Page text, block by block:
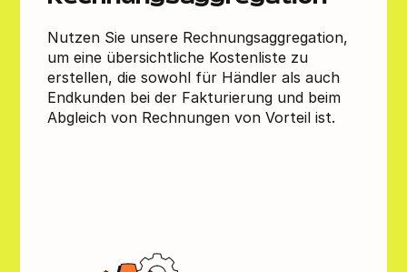
Nutzen Sie unsere Rechnungsaggregation,
um eine übersichtliche Kostenliste zu
erstellen, die sowohl für Händler als auch
Endkunden bei der Fakturierung und beim
Abgleich von Rechnungen von Vorteil ist.